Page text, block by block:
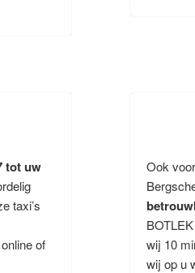
tot uw
taxi’s
of
Ook
wij 10
wij op u